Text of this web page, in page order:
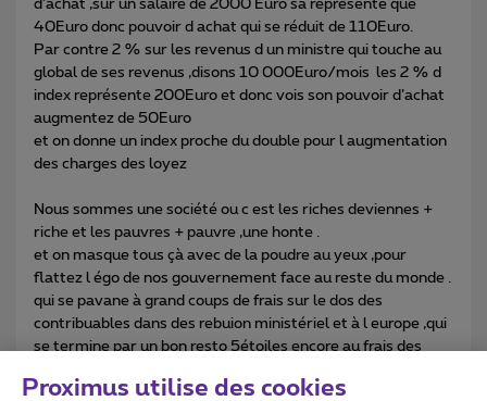
d’achat ,sur un salaire de 2000 Euro sa représente que
40Euro donc pouvoir d achat qui se réduit de 110Euro.
Par contre 2 % sur les revenus d un ministre qui touche au
global de ses revenus ,disons 10 000Euro/mois les 2 % d
index représente 200Euro et donc vois son pouvoir d’achat
augmentez de 50Euro
et on donne un index proche du double pour l augmentation
des charges des loyez
Nous sommes une société ou c est les riches deviennes +
riche et les pauvres + pauvre ,une honte .
et on masque tous çà avec de la poudre au yeux ,pour
flattez l égo de nos gouvernement face au reste du monde .
qui se pavane à grand coups de frais sur le dos des
contribuables dans des rebuion ministériel et à l europe ,qui
se termine par un bon resto 5étoiles encore au frais des
resto ,pour leur temps de midi ,pourquoi un vendeur chez
Proximus utilise des cookies